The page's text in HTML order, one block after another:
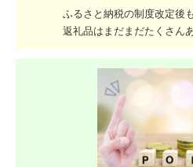
ふるさと納税の制度改定後
返礼品はまだまだたくさん